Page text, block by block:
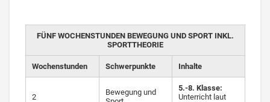
FÜNF WOCHENSTUNDEN BEWEGUNG UND SPORT INKL.
SPORTTHEORIE
Wochenstunden Schwerpunkte Inhalte
2
Bewegung und
5.-8. Klasse:
Unterricht laut